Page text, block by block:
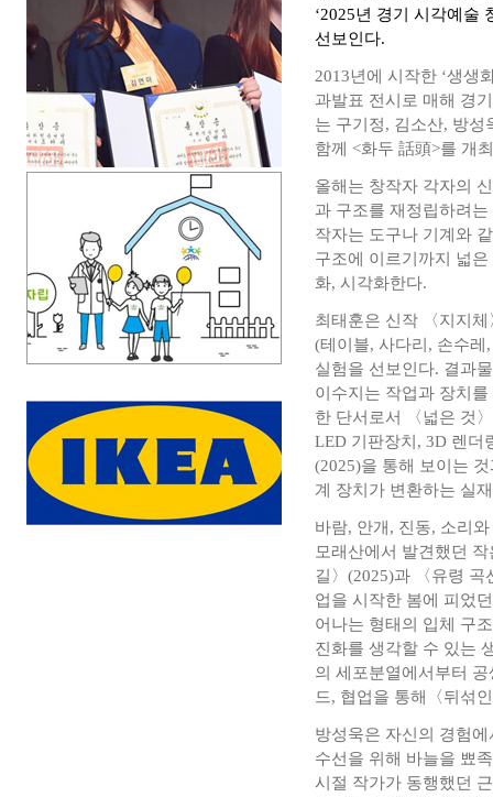
‘2025년 경기 시각예술
선보인다.
2013년에 시작한 ‘생생
과발표 전시로 매해 경
는 구기정, 김소산, 방성
함께 <화두 話頭>를 개
올해는 창작자 각자의
과 구조를 재정립하려
작자는 도구나 기계와
구조에 이르기까지 넓
화, 시각화한다.
최태훈은 신작 〈지지
(테이블, 사다리, 손수
실험을 선보인다. 결과
이수지는 작업과 장치
한 단서로서 〈넓은 것
LED 기판장치, 3D 렌더
(2025)을 통해 보이는
계 장치가 변환하는 실
바람, 안개, 진동, 소리
모래산에서 발견했던
길〉(2025)과 〈유령
업을 시작한 봄에 피었
어나는 형태의 입체 구
진화를 생각할 수 있는
의 세포분열에서부터
드, 협업을 통해〈뒤섞
방성욱은 자신의 경험
수선을 위해 바늘을 뾰
시절 작가가 동행했던